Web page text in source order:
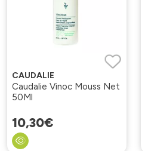
CAUDALIE
Caudalie Vinoc Mouss Net
50Ml
10,30€